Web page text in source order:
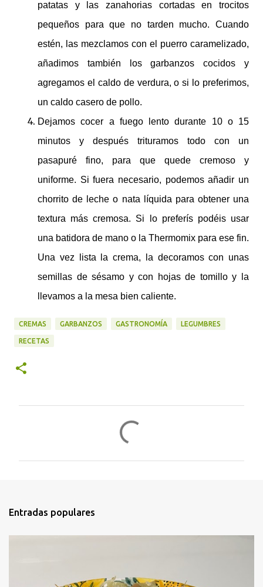
patatas y las zanahorias cortadas en trocitos
pequeños para que no tarden mucho. Cuando
estén, las mezclamos con el puerro caramelizado,
añadimos también los garbanzos cocidos y
agregamos el caldo de verdura, o si lo preferimos,
un caldo casero de pollo.
Dejamos cocer a fuego lento durante 10 o 15
minutos y después trituramos todo con un
pasapuré fino, para que quede cremoso y
uniforme. Si fuera necesario, podemos añadir un
chorrito de leche o nata líquida para obtener una
textura más cremosa. Si lo preferís podéis usar
una batidora de mano o la Thermomix para ese fin.
Una vez lista la crema, la decoramos con unas
semillas de sésamo y con hojas de tomillo y la
llevamos a la mesa bien caliente.
CREMAS GARBANZOS GASTRONOMÍA LEGUMBRES
RECETAS
t
r
Entradas populares